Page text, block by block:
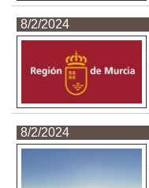
8/2/2024
8/2/2024